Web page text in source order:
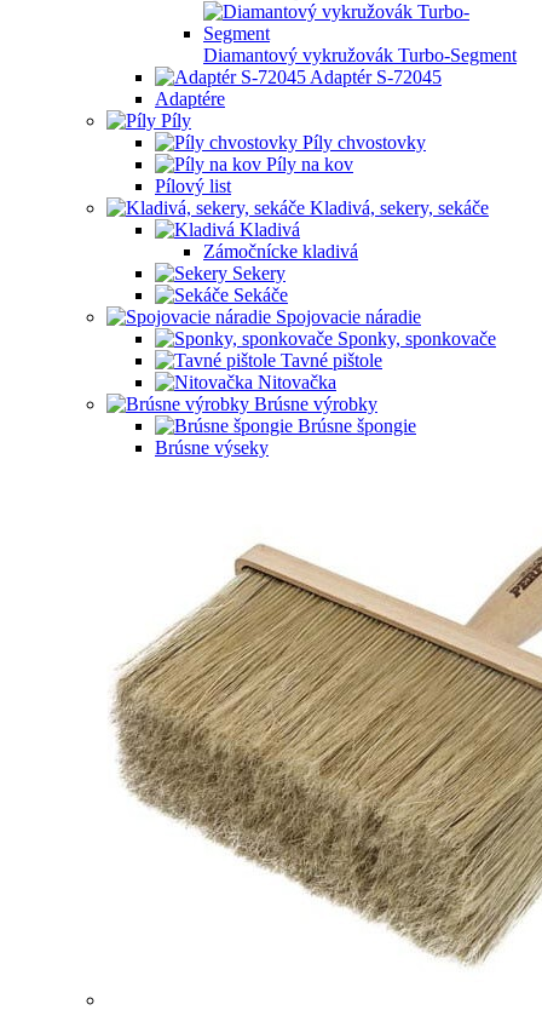
Diamantový vykružovák Turbo-Segment
Adaptér S-72045
Adaptére
Píly
Píly chvostovky
Píly na kov
Pílový list
Kladivá, sekery, sekáče
Kladivá
Zámočnícke kladivá
Sekery
Sekáče
Spojovacie náradie
Sponky, sponkovače
Tavné pištole
Nitovačka
Brúsne výrobky
Brúsne špongie
Brúsne výseky